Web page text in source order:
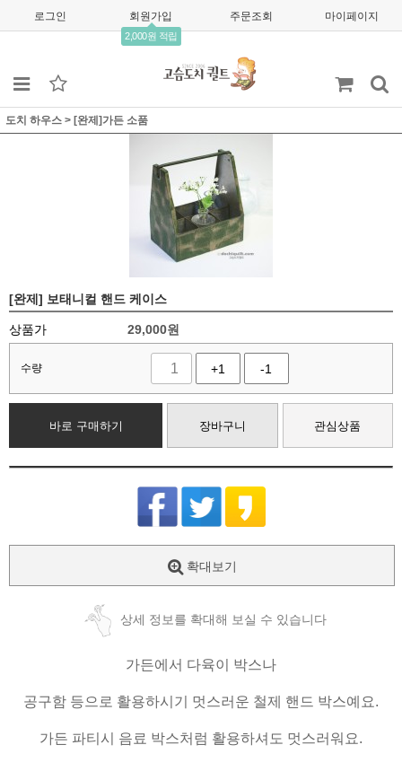
로그인 회원가입
2,000원 적립
주문조회 마이페이지
도치 하우스 > [완제]가든 소품
[완제] 보태니컬 핸드 케이스
상품가 29,000원
수량 +1 -1
바로 구매하기 장바구니 관심상품
확대보기
상세 정보를 확대해 보실 수 있습니다
가든에서 다육이 박스나
공구함 등으로 활용하시기 멋스러운 철제 핸드 박스예요.
가든 파티시 음료 박스처럼 활용하셔도 멋스러워요.